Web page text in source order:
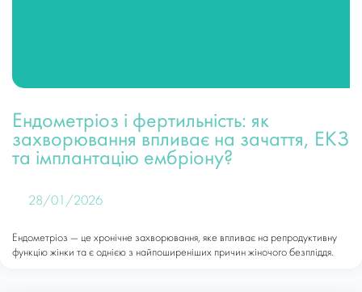
Ендометріоз і фертильність: як
захворювання впливає на зачаття, ЕКЗ
та імплантацію ембріону?
28/01/2026
Ендометріоз — це хронічне захворювання, яке впливає на репродуктивну
функцію жінки та є однією з найпоширеніших причин жіночого безпліддя.